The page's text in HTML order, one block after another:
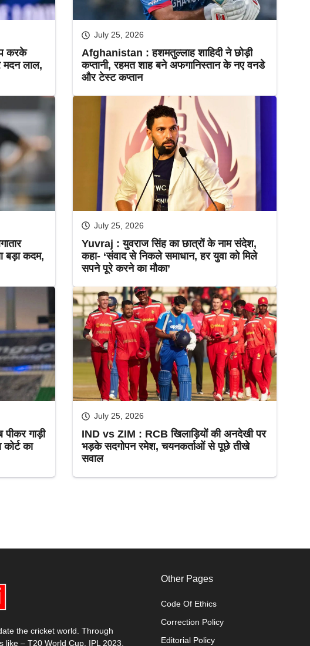
करके
मदन लाल,
July 25, 2026
Afghanistan : हशमतुल्लाह शाहिदी ने छोड़ी
कप्तानी, रहमत शाह बने अफगानिस्तान के नए वनडे
और टेस्ट कप्तान
बड़ा कदम,
July 25, 2026
Yuvraj : युवराज सिंह का छात्रों के नाम संदेश,
कहा- ‘संवाद से निकले समाधान, हर युवा को मिले
सपने पूरे करने का मौका’
गाड़ी
का
July 25, 2026
IND vs ZIM : RCB खिलाड़ियों की अनदेखी पर
भड़के सदगोपन रमेश, चयनकर्ताओं से पूछे तीखे
सवाल
the cricket world. Through
like – T20 World Cup, IPL 2023,
Other Pages
Code Of Ethics
Correction Policy
Editorial Policy